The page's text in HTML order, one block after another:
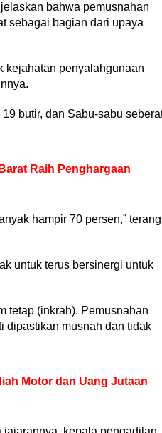
bahwa pemusnahan
sebagai bagian dari upaya
kejahatan penyalahgunaan
butir, dan Sabu-sabu
Raih Penghargaan
hampir 70 persen,” terang
untuk terus bersinergi untuk
tetap (inkrah). Pemusnahan
dipastikan musnah dan tidak
Motor dan Uang Jutaan